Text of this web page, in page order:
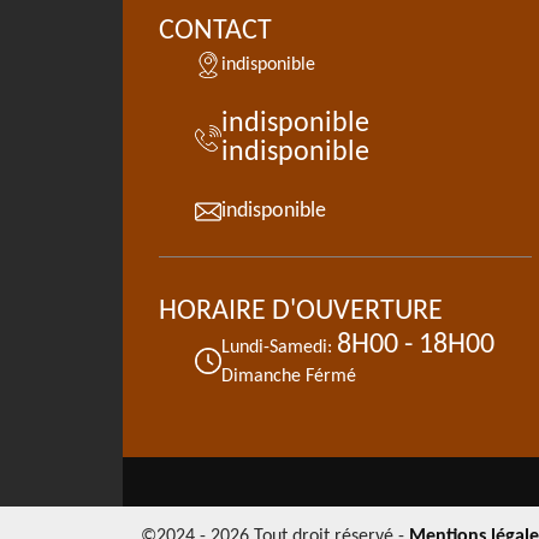
CONTACT
indisponible
indisponible
indisponible
indisponible
HORAIRE D'OUVERTURE
Lundi-Samedi: 8H00 - 18H00
Dimanche Férmé